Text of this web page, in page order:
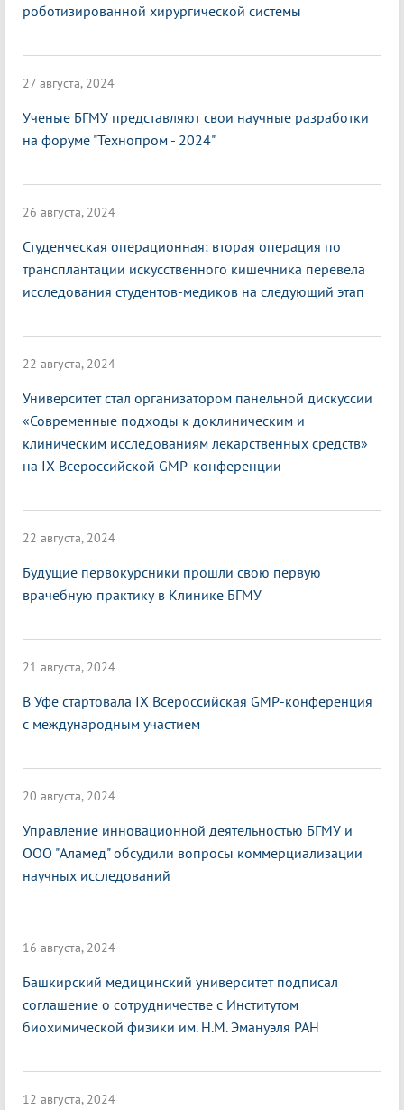
роботизированной хирургической системы
27 августа, 2024
Ученые БГМУ представляют свои научные разработки
на форуме "Технопром - 2024"
26 августа, 2024
Студенческая операционная: вторая операция по
трансплантации искусственного кишечника перевела
исследования студентов-медиков на следующий этап
22 августа, 2024
Университет стал организатором панельной дискуссии
«Современные подходы к доклиническим и
клиническим исследованиям лекарственных средств»
на IX Всероссийской GMP-конференции
22 августа, 2024
Будущие первокурсники прошли свою первую
врачебную практику в Клинике БГМУ
21 августа, 2024
В Уфе стартовала IX Всероссийская GMP-конференция
с международным участием
20 августа, 2024
Управление инновационной деятельностью БГМУ и
ООО "Аламед" обсудили вопросы коммерциализации
научных исследований
16 августа, 2024
Башкирский медицинский университет подписал
соглашение о сотрудничестве с Институтом
биохимической физики им. Н.М. Эмануэля РАН
12 августа, 2024